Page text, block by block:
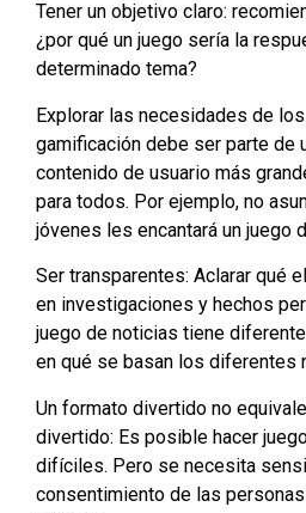
Tener un objetivo claro:
¿por qué un juego sería la
determinado tema?
Explorar las necesidades de
gamificación debe ser parte de
contenido de usuario más
para todos. Por ejemplo, no
jóvenes les encantará un juego
Ser transparentes: Aclarar qué
en investigaciones y hechos
juego de noticias tiene
en qué se basan los diferentes
Un formato divertido no
divertido: Es posible hacer
difíciles. Pero se necesita
consentimiento de las